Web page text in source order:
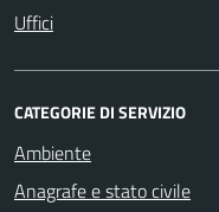
Uffici
CATEGORIE DI SERVIZIO
Ambiente
Anagrafe e stato civile